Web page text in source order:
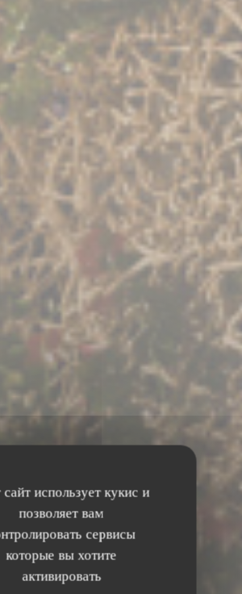
использует кукис и
позволяет вам
сервисы
которые вы хотите
активировать
• TOURS